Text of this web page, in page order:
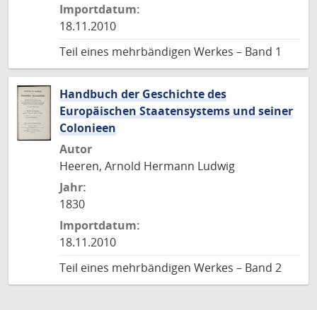
Importdatum:
18.11.2010
Teil eines mehrbändigen Werkes – Band 1
Handbuch der Geschichte des
Europäischen Staatensystems und seiner
Colonieen
Autor
Heeren, Arnold Hermann Ludwig
Jahr:
1830
Importdatum:
18.11.2010
Teil eines mehrbändigen Werkes – Band 2